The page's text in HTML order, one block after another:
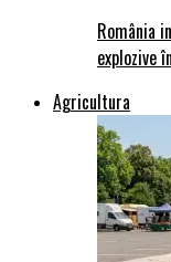
România
explozive
Agricultura